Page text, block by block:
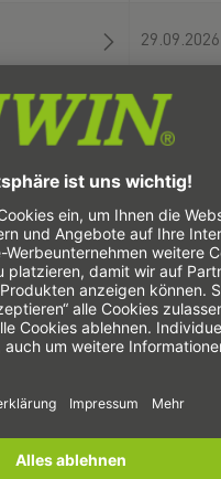
29.09.2026
06.10.2026
06.10.2026
13.10.2026
20.10.2026
22.10.2026